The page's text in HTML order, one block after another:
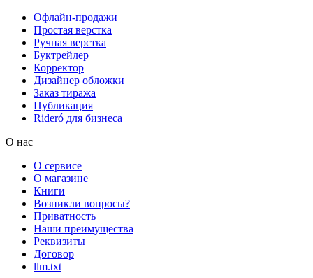
Офлайн-продажи
Простая верстка
Ручная верстка
Буктрейлер
Корректор
Дизайнер обложки
Заказ тиража
Публикация
Rideró для бизнеса
О нас
О сервисе
О магазине
Книги
Возникли вопросы?
Приватность
Наши преимущества
Реквизиты
Договор
llm.txt